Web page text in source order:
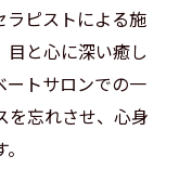
ラピストによる施
と心に深い癒し
ートサロンでの一
を忘れさせ、心身